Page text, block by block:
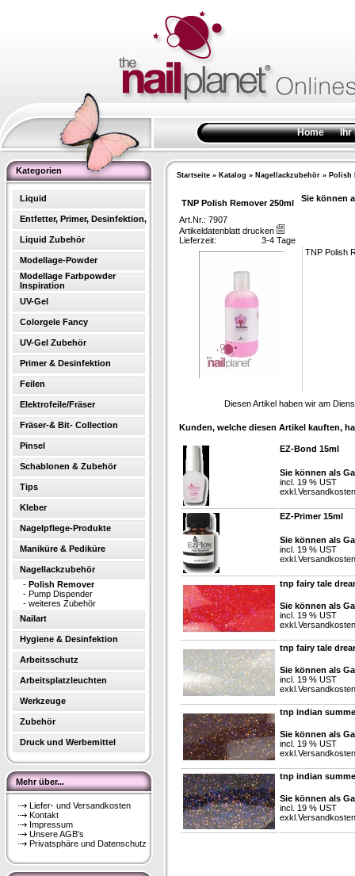
Home Ihr
Kategorien
Liquid
Entfetter, Primer, Desinfektion,
Liquid Zubehör
Modellage-Powder
Modellage Farbpowder
Inspiration
UV-Gel
Colorgele Fancy
UV-Gel Zubehör
Primer & Desinfektion
Feilen
Elektrofeile/Fräser
Fräser-& Bit- Collection
Pinsel
Schablonen & Zubehör
Tips
Kleber
Nagelpflege-Produkte
Maniküre & Pediküre
Nagellackzubehör
- Polish Remover
- Pump Dispender
- weiteres Zubehör
Nailart
Hygiene & Desinfektion
Arbeitsschutz
Arbeitsplatzleuchten
Werkzeuge
Zubehör
Druck und Werbemittel
Mehr über...
Liefer- und Versandkosten
Kontakt
Impressum
Unsere AGB's
Privatsphäre und Datenschutz
Startseite » Katalog » Nagellackzubehör » Polish
TNP Polish Remover 250ml Sie können
Art.Nr.: 7907
Artikeldatenblatt drucken
Lieferzeit:
3-4 Tage
TNP Polish
Diesen Artikel haben wir am
Kunden, welche diesen Artikel kauften,
EZ-Bond 15ml
Sie können als
incl. 19 % UST
exkl. Versandkosten
EZ-Primer 15ml
Sie können als
incl. 19 % UST
exkl. Versandkosten
tnp fairy tale
Sie können als
incl. 19 % UST
exkl. Versandkosten
tnp fairy tale
Sie können als
incl. 19 % UST
exkl. Versandkosten
tnp indian
Sie können als
incl. 19 % UST
exkl. Versandkosten
tnp indian
Sie können als
incl. 19 % UST
exkl. Versandkosten